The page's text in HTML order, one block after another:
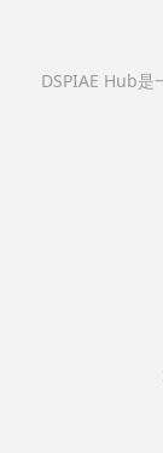
DSPIAE Hub是